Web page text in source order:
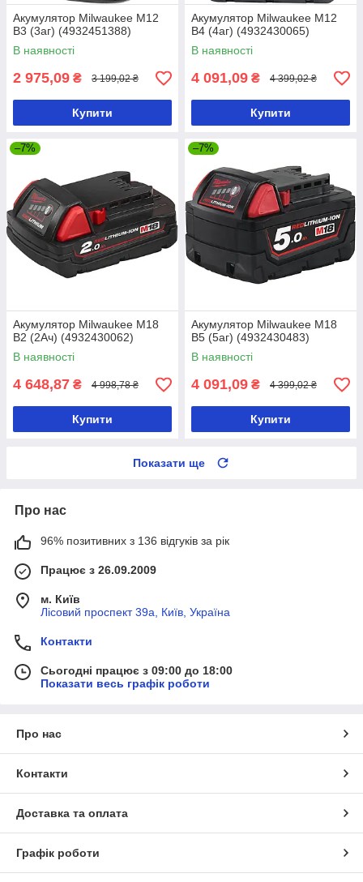
Акумулятор Milwaukee M12
B3 (3аг) (4932451388)
В наявності
2 975,09 ₴ 3 199,02 ₴
Купити
Акумулятор Milwaukee M12
B4 (4аг) (4932430065)
В наявності
4 091,09 ₴ 4 399,02 ₴
Купити
–7%
Акумулятор Milwaukee M18
B2 (2Ач) (4932430062)
В наявності
4 648,87 ₴ 4 998,78 ₴
Купити
–7%
Акумулятор Milwaukee M18
B5 (5аг) (4932430483)
В наявності
4 091,09 ₴ 4 399,02 ₴
Купити
Показати ще
Про нас
96% позитивних з 136 відгуків за рік
Працює з 26.09.2009
м. Київ
Лісовий проспект 39а, Київ, Україна
Контакти
Сьогодні працює з 09:00 до 18:00
Показати весь графік роботи
Про нас
Контакти
Доставка та оплата
Графік роботи